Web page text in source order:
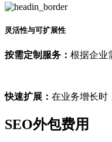
灵活性与可扩展性
按需定制服务： 根据企业
快速扩展： 在业务增长时
SEO外包费用